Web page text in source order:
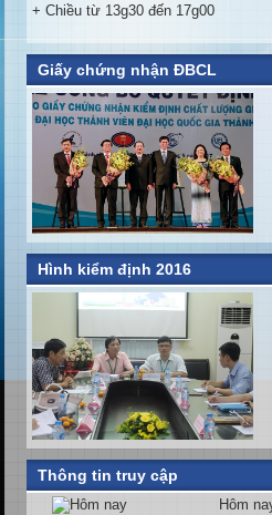
+ Chiều từ 13g30 đến 17g00
Giấy chứng nhận ĐBCL
Hình kiểm định 2016
Thông tin truy cập
Hôm